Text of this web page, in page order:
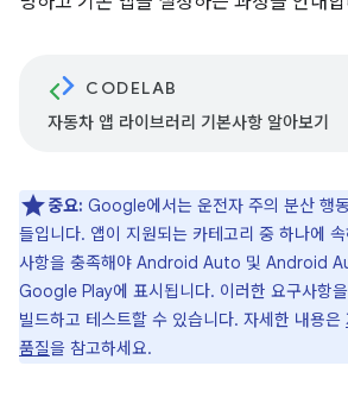
CODELAB
자동차 앱 라이브러리 기본사항 알아보기
중요: Google에서는 운전자 주의 분산 행
들입니다. 앱이 지원되는 카테고리 중 하나에
사항을 충족해야 Android Auto 및 Android
Google Play에 표시됩니다. 이러한 요구사항
빌드하고 테스트할 수 있습니다. 자세한 내용은
품질을 참고하세요.